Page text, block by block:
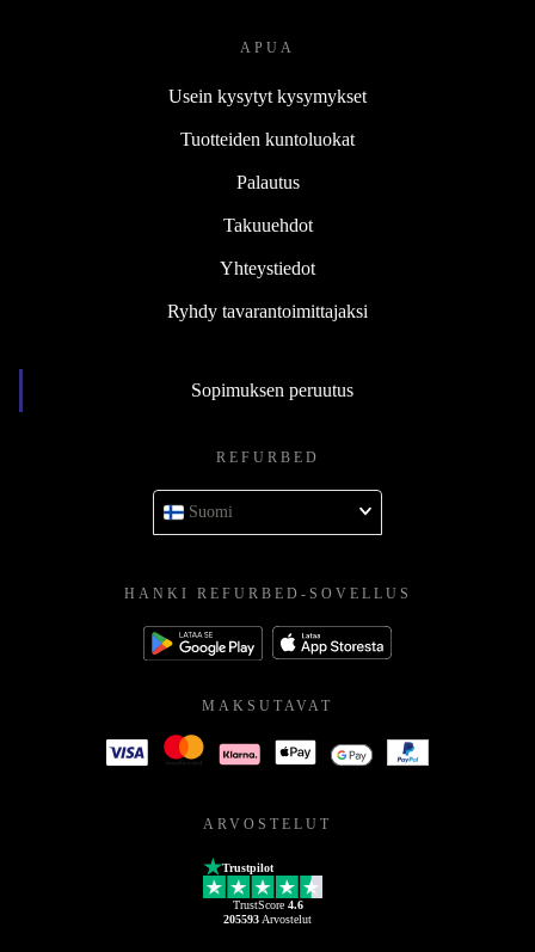
APUA
Usein kysytyt kysymykset
Tuotteiden kuntoluokat
Palautus
Takuuehdot
Yhteystiedot
Ryhdy tavarantoimittajaksi
Sopimuksen peruutus
REFURBED
Suomi
HANKI REFURBED-SOVELLUS
MAKSUTAVAT
ARVOSTELUT
Trustpilot
TrustScore 4.6
205593 Arvostelut